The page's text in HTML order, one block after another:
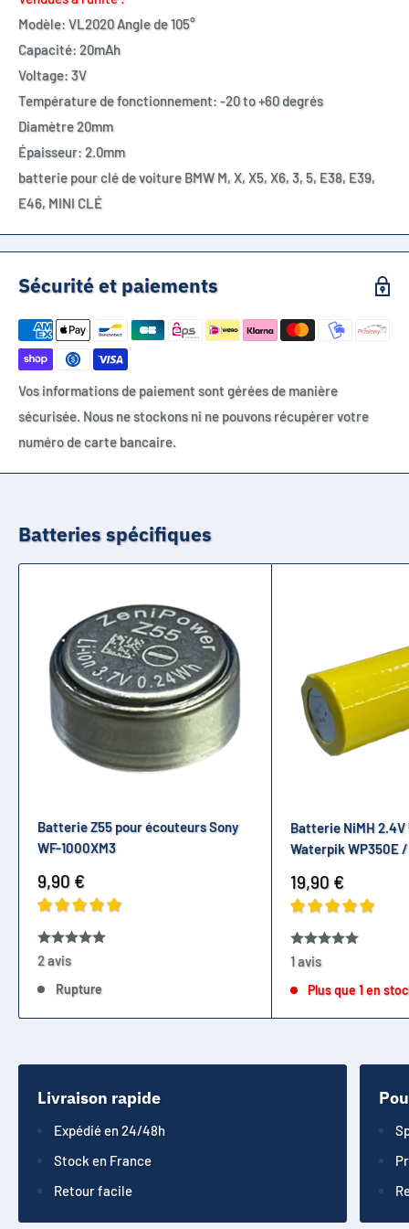
Modèle: VL2020 Angle de 105°
Capacité: 20mAh
Voltage: 3V
Température de fonctionnement: -20 to +60 degrés
Diamètre 20mm
Épaisseur: 2.0mm
batterie pour clé de voiture BMW M, X, X5, X6, 3, 5, E38, E39,
E46, MINI CLÉ
Sécurité et paiements
Vos informations de paiement sont gérées de manière
sécurisée. Nous ne stockons ni ne pouvons récupérer votre
numéro de carte bancaire.
Batteries spécifiques
Batterie Z55 pour écouteurs Sony
WF-1000XM3
Prix
réduit
9,90 €
2 avis
Rupture
Batterie NiMH
Waterpik WP350E
Prix
réduit
19,90 €
1 avis
Plus que 1 en
Livraison rapide
Expédié en 24/48h
Stock en France
Retour facile